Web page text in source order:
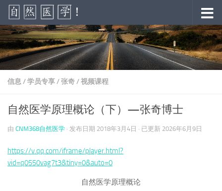
跳至内容
信息/学员专享/张奇/视频课程
自然医学原理概论（下）—张奇博士
由 CNM368自然医学 · 发布日期 2018年3月4日 · 已更新 2026年6月9日
https://v.qq.com/iframe/player.html?
vid=q0550vag7t3&tiny=0&auto=0
自然医学原理概论